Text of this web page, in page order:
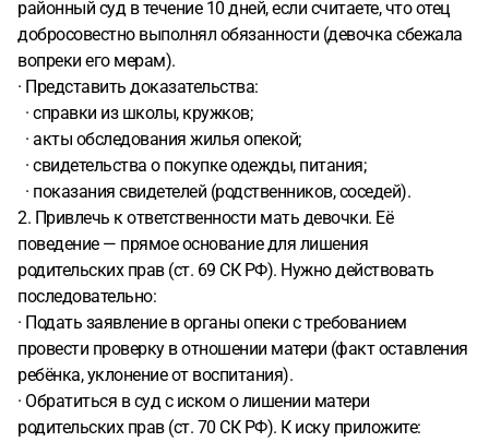
районный суд в течение 10 дней, если считаете, что отец
добросовестно выполнял обязанности (девочка сбежала
вопреки его мерам).
· Представить доказательства:
· справки из школы, кружков;
· акты обследования жилья опекой;
· свидетельства о покупке одежды, питания;
· показания свидетелей (родственников, соседей).
2. Привлечь к ответственности мать девочки. Её
поведение — прямое основание для лишения
родительских прав (ст. 69 СК РФ). Нужно действовать
последовательно:
· Подать заявление в органы опеки с требованием
провести проверку в отношении матери (факт оставления
ребёнка, уклонение от воспитания).
· Обратиться в суд с иском о лишении матери
родительских прав (ст. 70 СК РФ). К иску приложите: